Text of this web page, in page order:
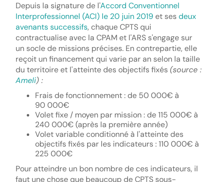
Depuis la signature de l'Accord Conventionnel
Interprofessionnel (ACI) le 20 juin 2019et sesdeux
avenants successifs, chaque CPTS qui
contractualise avec la CPAM et l'ARS s'engage sur
un socle de missions précises. En contrepartie, elle
reçoit un financement qui varie par an selon la taille
du territoire et l'atteinte des objectifs fixés (source :
Ameli) :
Frais de fonctionnement : de 50 000€ à
90 000€
Volet fixe / moyen par mission : de 115 000€ à
240 000€ (après la première année)
Volet variable conditionné à l'atteinte des
objectifs fixés par les indicateurs : 110 000€ à
225 000€
Pour atteindre un bon nombre de ces indicateurs, il
faut une chose que beaucoup de CPTS sous-